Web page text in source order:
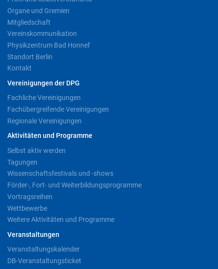
Organe und Gremien
Mitgliedschaft
Vereinskommunikation
Physikzentrum Bad Honnef
Standort Berlin
Kontakt
Vereinigungen der DPG
Fachliche Vereinigungen
Fachübergreifende Vereinigungen
Regionale Vereinigungen
Aktivitäten und Programme
Selbst aktiv werden
Tagungen
Wissenschaftsfestivals und -shows
Förder-, Fort- und Weiterbildungsprogramme
Vortragsreihen
Wettbewerbe
Weitere Aktivitäten und Programme
Veranstaltungen
Veranstaltungskalender
DB-Veranstaltungsticket